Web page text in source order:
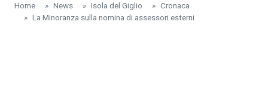
Home News Isola del Giglio
Cronaca
La Minoranza sulla nomina di assessori esterni